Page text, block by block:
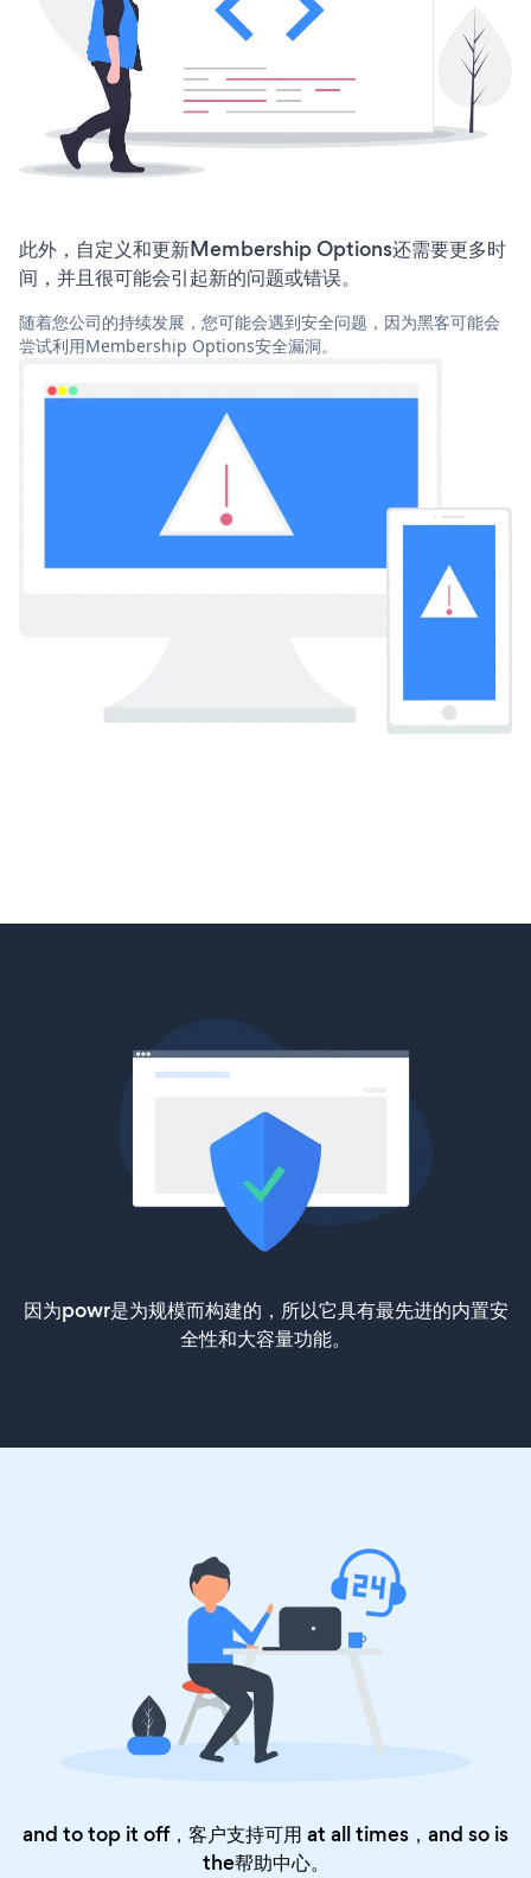
此外，自定义和更新Membership Options还需要更多时
间，并且很可能会引起新的问题或错误。
随着您公司的持续发展，您可能会遇到安全问题，因为黑客可能会
尝试利用Membership Options安全漏洞。
因为powr是为规模而构建的，所以它具有最先进的内置安
全性和大容量功能。
and to top it off，客户支持可用 at all times，and so is
the帮助中心。